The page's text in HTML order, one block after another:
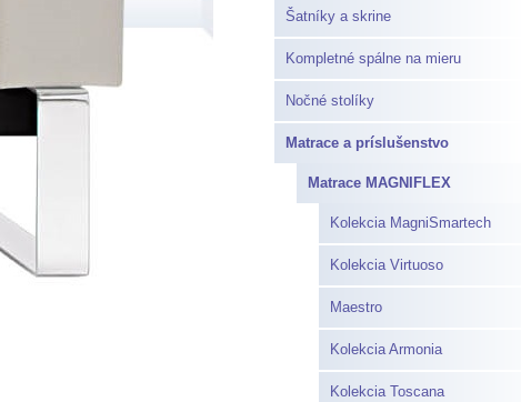
Šatníky a skrine
Kompletné spálne na mieru
Nočné stolíky
Matrace a príslušenstvo
Matrace MAGNIFLEX
Kolekcia MagniSmartech
Kolekcia Virtuoso
Maestro
Kolekcia Armonia
Kolekcia Toscana